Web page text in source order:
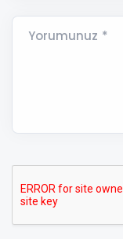
Yorumunuz *